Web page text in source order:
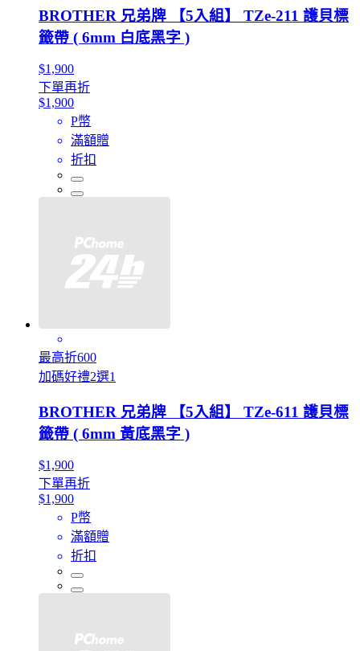
BROTHER 兄弟牌 【5入組】 TZe-211 護貝標
籤帶 ( 6mm 白底黑字 )
$1,900
下單再折
$1,900
P幣
滿額贈
折扣
最高折600
加碼好禮2選1
BROTHER 兄弟牌 【5入組】 TZe-611 護貝標
籤帶 ( 6mm 黃底黑字 )
$1,900
下單再折
$1,900
P幣
滿額贈
折扣